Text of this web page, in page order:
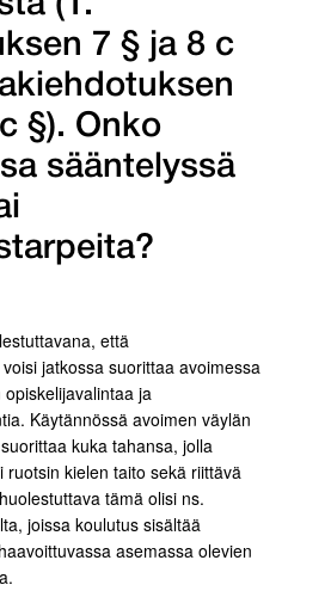
7 § ja 8 c
§). Onko
sääntelyssä
että
jatkossa suorittaa avoimessa
ja
Käytännössä avoimen väylän
kuka tahansa, jolla
ruotsin kielen taito sekä riittävä
tämä olisi ns.
joissa koulutus sisältää
asemassa olevien